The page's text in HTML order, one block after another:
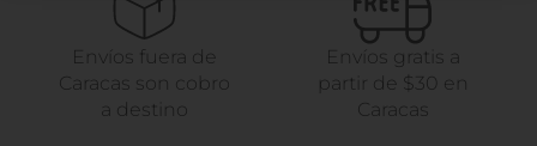
Envíos fuera de
Caracas son cobro
a destino
Envíos gratis a
partir de $30 en
Caracas